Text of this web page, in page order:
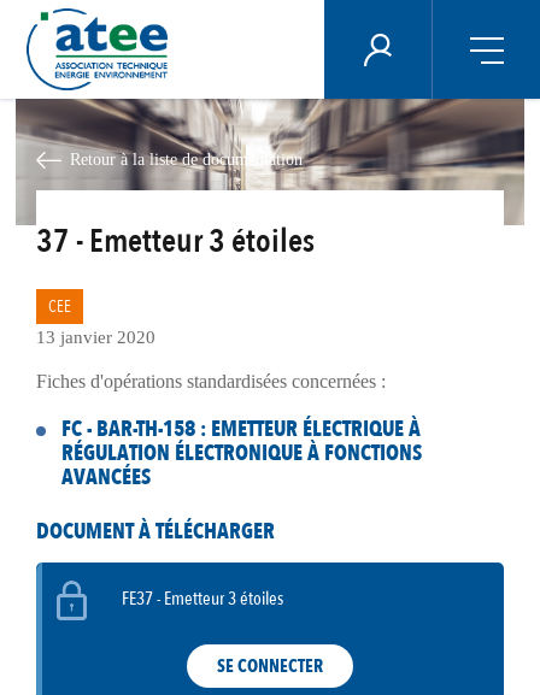
au
contenu
principal
ÉNERGIE PLUS
Retour à la liste de documentation
37 - Emetteur 3 étoiles
CEE
13 janvier 2020
Fiches d'opérations standardisées concernées :
FC - BAR-TH-158 : EMETTEUR ÉLECTRIQUE À
RÉGULATION ÉLECTRONIQUE À FONCTIONS
AVANCÉES
DOCUMENT À TÉLÉCHARGER
FE37 - Emetteur 3 étoiles
SE CONNECTER
Panneau de gestion des cookies